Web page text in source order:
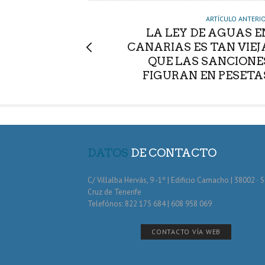
ARTÍCULO
LA LEY DE AGUAS
CANARIAS ES TAN
QUE LAS
FIGURAN EN
DATOS DE CONTACTO
C/ Villalba Hervás, 9 -1º | Edificio Camacho | 38002 ·
Cruz de Tenerife
Telefónos: 822 175 684 | 608 958 069
CONTACTO VÍA WEB